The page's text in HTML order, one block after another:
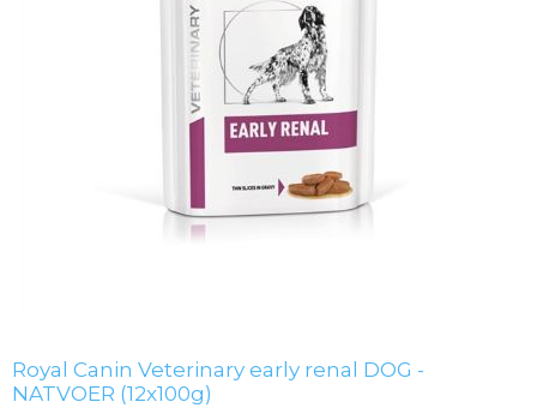
Royal Canin Veterinary early renal DOG -
NATVOER (12x100g)